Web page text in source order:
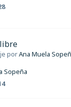
porAna Muela
Sopeña